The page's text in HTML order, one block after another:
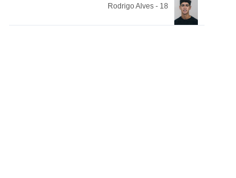
Rodrigo Alves - 18